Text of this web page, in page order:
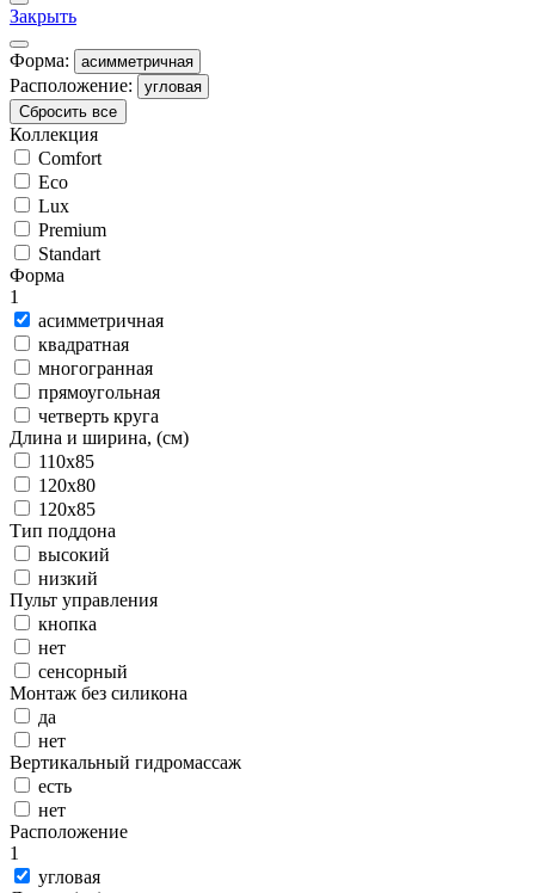
Закрыть
Форма: асимметричная
Расположение:
угловая
Сбросить все
Коллекция
Comfort
Eco
Lux
Premium
Standart
Форма
1
асимметричная
квадратная
многогранная
прямоугольная
четверть круга
Длина и ширина, (см)
110x85
120x80
120x85
Тип поддона
высокий
низкий
Пульт управления
кнопка
нет
сенсорный
Монтаж без силикона
да
нет
Вертикальный гидромассаж
есть
нет
Расположение
1
угловая